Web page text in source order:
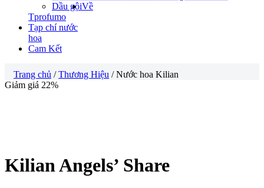
Dầu gộiVề
Tprofumo
Tạp chí nước
hoa
Cam Kết
Trang chủ /Thương Hiệu / Nước hoa Kilian
Giảm giá 22%
Kilian Angels’ Share